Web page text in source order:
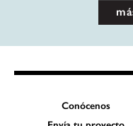
Conócenos